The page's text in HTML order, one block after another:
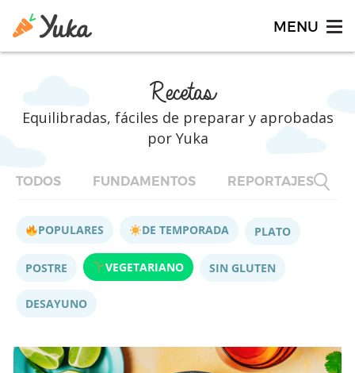
Recetas
Equilibradas, fáciles de preparar y aprobadas
por Yuka
TODOS FUNDAMENTOS REPORTAJES
POPULARES DE TEMPORADA PLATO
POSTRE VEGETARIANO SIN GLUTEN
DESAYUNO